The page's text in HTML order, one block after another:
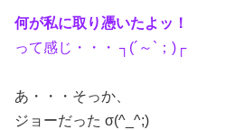
何が私に取り憑いたよッ！
って感じ・・・ ┐(´～`；)┌
あ・・・そっか、
ジョーだった σ(^_^;)